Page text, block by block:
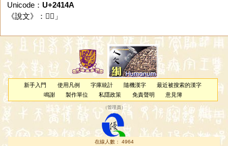
Unicode： U+2414A
《說文》：「 𤅊 」
新手入門 使用凡例 字庫統計 隨機漢字
最近被搜索的漢字
鳴謝
製作單位 私隱政策 免責聲明 意見簿
（管理員 ）
在線人數： 4964